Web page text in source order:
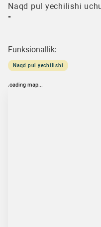
Naqd pul yechilishi
-
Funksionallik:
Naqd pul yechilishi
loading map...